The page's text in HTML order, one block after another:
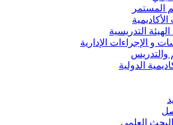
المستمر
التدريسية
و الإجراءات الإدارية
والتدريس
الدولية
البحث العلمي